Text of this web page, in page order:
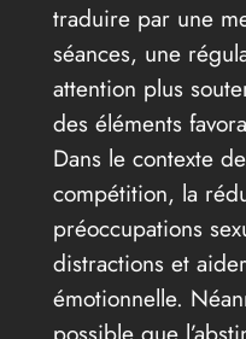
traduire par une
séances, une
attention plus
des éléments
Dans le contexte
compétition, la
préoccupations
distractions et
émotionnelle.